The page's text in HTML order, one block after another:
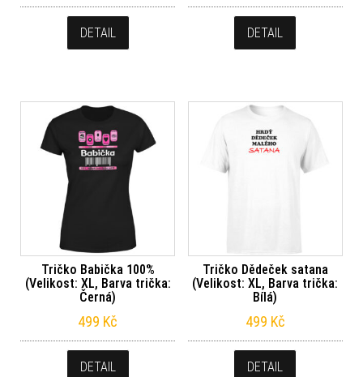
DETAIL DETAIL
Tričko Babička 100%
(Velikost: XL, Barva trička:
Černá)
499 Kč
DETAIL
Tričko Dědeček satana
(Velikost: XL, Barva trička:
Bílá)
499 Kč
DETAIL